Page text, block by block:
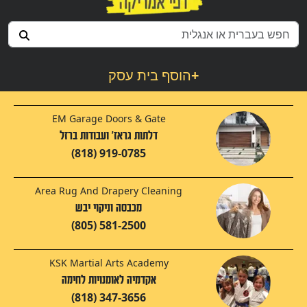
הוסף בית עסק+
EM Garage Doors & Gate
דלתות גראז' ועבודות ברזל‬‎
(818) 919-0785
Area Rug And Drapery Cleaning
מכבסה וניקוי יבש
(805) 581-2500
KSK Martial Arts Academy
אקדמיה לאומנויות לחימה
(818) 347-3656